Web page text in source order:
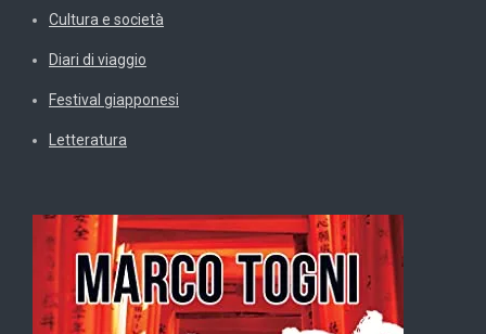
Cultura e società
Diari di viaggio
Festival giapponesi
Letteratura